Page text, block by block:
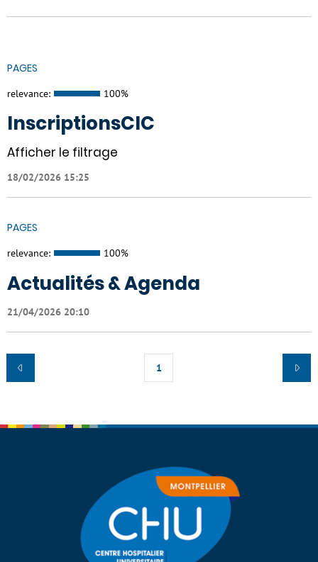
PAGES
relevance: 100%
InscriptionsCIC
Afficher le filtrage
18/02/2026 15:25
PAGES
relevance: 100%
Actualités & Agenda
21/04/2026 20:10
1